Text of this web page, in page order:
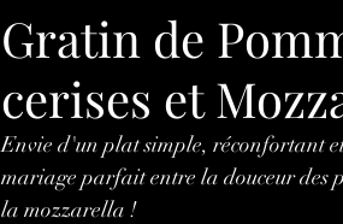
Gratin de
cerises et
Envie d'un plat simple, réconfortant
mariage parfait entre la douceur des
la mozzarella !